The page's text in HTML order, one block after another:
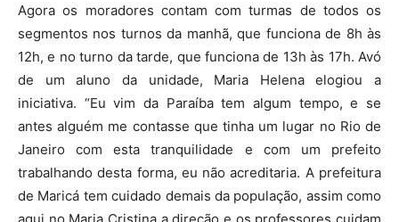
Agora os moradores contam com turmas de todos os
segmentos nos turnos da manhã, que funciona de 8h às
12h, e no turno da tarde, que funciona de 13h às 17h. Avó
de um aluno da unidade, Maria Helena elogiou a
iniciativa. “Eu vim da Paraíba tem algum tempo, e se
antes alguém me contasse que tinha um lugar no Rio de
Janeiro com esta tranquilidade e com um prefeito
trabalhando desta forma, eu não acreditaria. A prefeitura
de Maricá tem cuidado demais da população, assim como
aqui no Maria Cristina a direção e os professores cuidam